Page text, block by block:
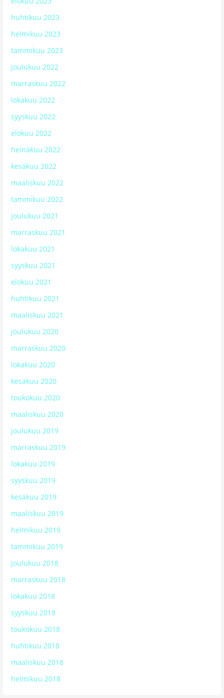
huhtikuu 2023
helmikuu 2023
tammikuu 2023
joulukuu 2022
marraskuu 2022
lokakuu 2022
syyskuu 2022
elokuu 2022
heinäkuu 2022
kesäkuu 2022
maaliskuu 2022
tammikuu 2022
joulukuu 2021
marraskuu 2021
lokakuu 2021
syyskuu 2021
elokuu 2021
huhtikuu 2021
maaliskuu 2021
joulukuu 2020
marraskuu 2020
lokakuu 2020
kesäkuu 2020
toukokuu 2020
maaliskuu 2020
joulukuu 2019
marraskuu 2019
lokakuu 2019
syyskuu 2019
kesäkuu 2019
maaliskuu 2019
helmikuu 2019
tammikuu 2019
joulukuu 2018
marraskuu 2018
lokakuu 2018
syyskuu 2018
toukokuu 2018
huhtikuu 2018
maaliskuu 2018
helmikuu 2018